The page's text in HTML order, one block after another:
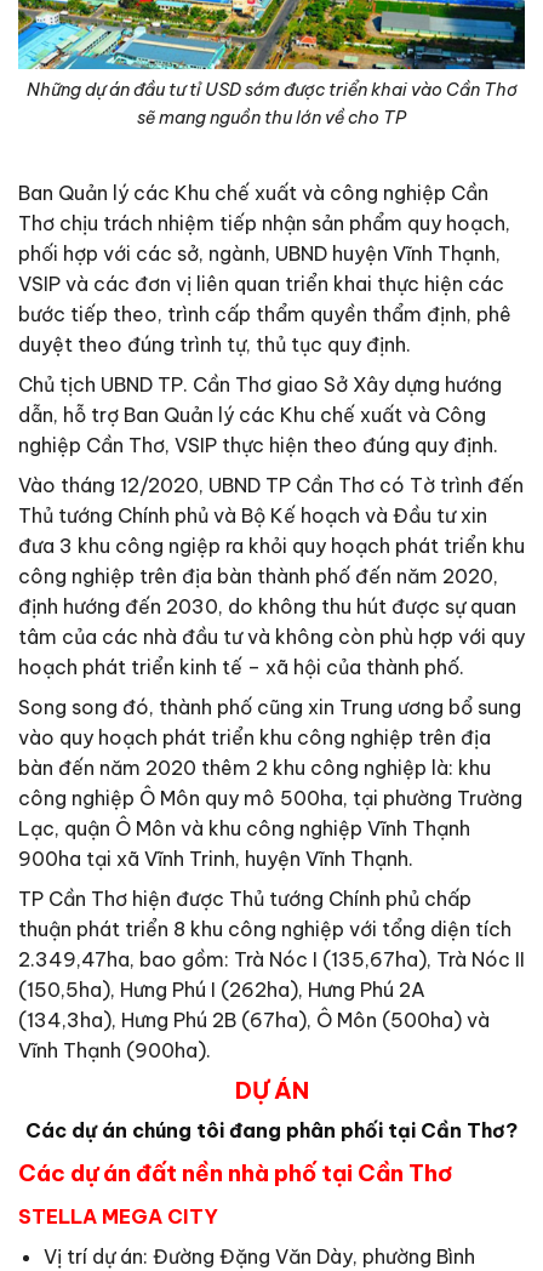
Những dự án đầu tư tỉ USD sớm được triển khai vào Cần Thơ
sẽ mang nguồn thu lớn về cho TP
Ban Quản lý các Khu chế xuất và công nghiệp Cần
Thơ chịu trách nhiệm tiếp nhận sản phẩm quy hoạch,
phối hợp với các sở, ngành, UBND huyện Vĩnh Thạnh,
VSIP và các đơn vị liên quan triển khai thực hiện các
bước tiếp theo, trình cấp thẩm quyền thẩm định, phê
duyệt theo đúng trình tự, thủ tục quy định.
Chủ tịch UBND TP. Cần Thơ giao Sở Xây dựng hướng
dẫn, hỗ trợ Ban Quản lý các Khu chế xuất và Công
nghiệp Cần Thơ, VSIP thực hiện theo đúng quy định.
Vào tháng 12/2020, UBND TP Cần Thơ có Tờ trình đến
Thủ tướng Chính phủ và Bộ Kế hoạch và Đầu tư xin
đưa 3 khu công ngiệp ra khỏi quy hoạch phát triển khu
công nghiệp trên địa bàn thành phố đến năm 2020,
định hướng đến 2030, do không thu hút được sự quan
tâm của các nhà đầu tư và không còn phù hợp với quy
hoạch phát triển kinh tế – xã hội của thành phố.
Song song đó, thành phố cũng xin Trung ương bổ sung
vào quy hoạch phát triển khu công nghiệp trên địa
bàn đến năm 2020 thêm 2 khu công nghiệp là: khu
công nghiệp Ô Môn quy mô 500ha, tại phường Trường
Lạc, quận Ô Môn và khu công nghiệp Vĩnh Thạnh
900ha tại xã Vĩnh Trinh, huyện Vĩnh Thạnh.
TP Cần Thơ hiện được Thủ tướng Chính phủ chấp
thuận phát triển 8 khu công nghiệp với tổng diện tích
2.349,47ha, bao gồm: Trà Nóc I (135,67ha), Trà Nóc II
(150,5ha), Hưng Phú I (262ha), Hưng Phú 2A
(134,3ha), Hưng Phú 2B (67ha), Ô Môn (500ha) và
Vĩnh Thạnh (900ha).
DỰ ÁN
Các dự án chúng tôi đang phân phối tại Cần Thơ?
Các dự án đất nền nhà phố tại Cần Thơ
STELLA MEGA CITY
Vị trí dự án: Đường Đặng Văn Dày, phường Bình